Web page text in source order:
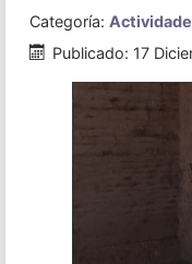
Categoría:
Publicado: 17